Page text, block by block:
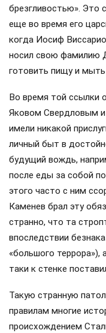
брезгливостью». Это
еще во время его
когда Иосиф
носил свою фамилию
готовить пищу и мыть
Во время той ссылки
Яковом Свердловым
имели никакой
личный быт в
будущий вождь,
после еды за собой
этого часто с ним
Каменев брал эту
странно, что та
впоследствии
«большого террора»),
таки к стенке
Такую странную
правилам многие
происхождением